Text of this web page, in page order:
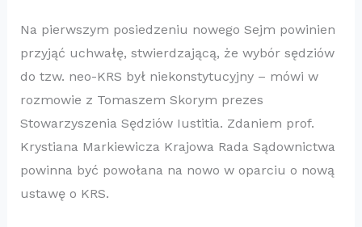
Na pierwszym posiedzeniu nowego Sejm powinien
przyjąć uchwałę, stwierdzającą, że wybór sędziów
do tzw. neo-KRS był niekonstytucyjny – mówi w
rozmowie z Tomaszem Skorym prezes
Stowarzyszenia Sędziów Iustitia. Zdaniem prof.
Krystiana Markiewicza Krajowa Rada Sądownictwa
powinna być powołana na nowo w oparciu o nową
ustawę o KRS.